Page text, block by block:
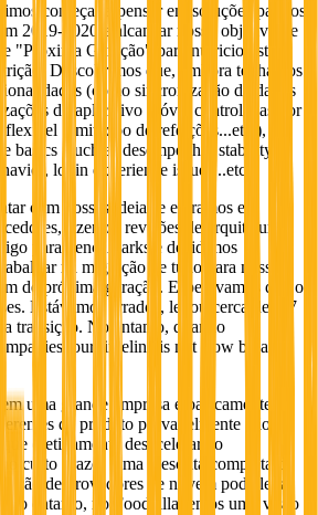
começar a pensar em soluções para os
2019-2020 e alcançar nosso objetivo de
"Próxima Geração" para nutricionistas,
Descobrimos que, embora tenhamos
(como sincronização de dados
do aplicativo móvel controladas por
flexível ilimitadoo de refeições...etc.), we
basics (such as desempenho, stability,
login experience issues...etc.)
com nossas ideias e entramos em
fizemos revisões de arquitetura e
para benchmarks e decidimos
na migração de tudo para nossa
de próxima geração. Esperávamos que o
Estávamos errados, levou cerca de 6-7
transição. No entanto, quando
our timeline is not slow by any
uma grande empresa é basicamente
de produto provavelmente não
efetivamente desacelerará o
curto prazo. Uma reescrita completa de
de provedores de nuvem pode levar
No entanto, no Foodzilla temos uma visão